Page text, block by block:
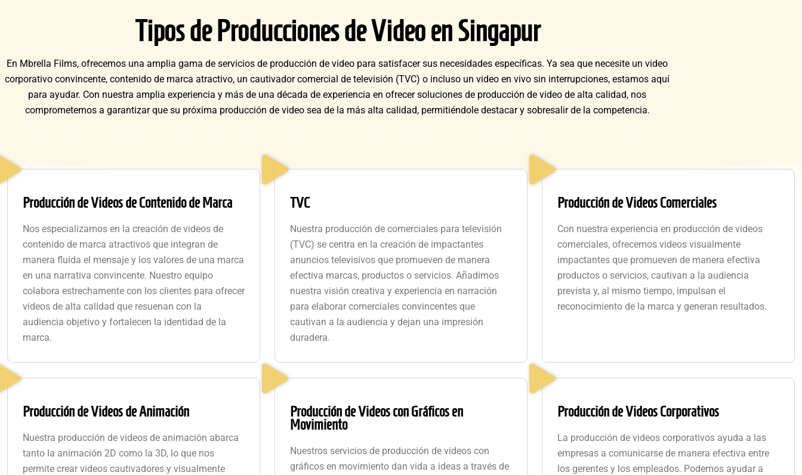
Tipos de Producciones de Video en Singapur
En Mbrella Films, ofrecemos una amplia gama de servicios de producción de video para satisfacer sus necesidades específicas. Ya sea que necesite un video
corporativo convincente, contenido de marca atractivo, un cautivador comercial de televisión (TVC) o incluso un video en vivo sin interrupciones, estamos aquí
para ayudar. Con nuestra amplia experiencia y más de una década de experiencia en ofrecer soluciones de producción de video de alta calidad, nos
comprometemos a garantizar que su próxima producción de video sea de la más alta calidad, permitiéndole destacar y sobresalir de la competencia.
Producción de Videos de Contenido de Marca
Nos especializamos en la creación de videos de
contenido de marca atractivos que integran de
manera fluida el mensaje y los valores de una marca
en una narrativa convincente. Nuestro equipo
colabora estrechamente con los clientes para ofrecer
videos de alta calidad que resuenan con la
audiencia objetivo y fortalecen la identidad de la
marca.
TVC
Nuestra producción de comerciales para televisión
(TVC) se centra en la creación de impactantes
anuncios televisivos que promueven de manera
efectiva marcas, productos o servicios. Añadimos
nuestra visión creativa y experiencia en narración
para elaborar comerciales convincentes que
cautivan a la audiencia y dejan una impresión
duradera.
Producción de Videos Comerciales
Con nuestra experiencia en producción de videos
comerciales, ofrecemos videos visualmente
impactantes que promueven de manera efectiva
productos o servicios, cautivan a la audiencia
prevista y, al mismo tiempo, impulsan el
reconocimiento de la marca y generan resultados.
Producción de Videos de Animación
Nuestra producción de videos de animación abarca
tanto la animación 2D como la 3D, lo que nos
permite crear videos cautivadores y visualmente
Producción de Videos con Gráficos en
Movimiento
Nuestros servicios de producción de videos con
gráficos en movimiento dan vida a ideas a través de
Producción de Videos Corporativos
La producción de videos corporativos ayuda a las
empresas a comunicarse de manera efectiva entre
los gerentes y los empleados. Podemos ayudar a